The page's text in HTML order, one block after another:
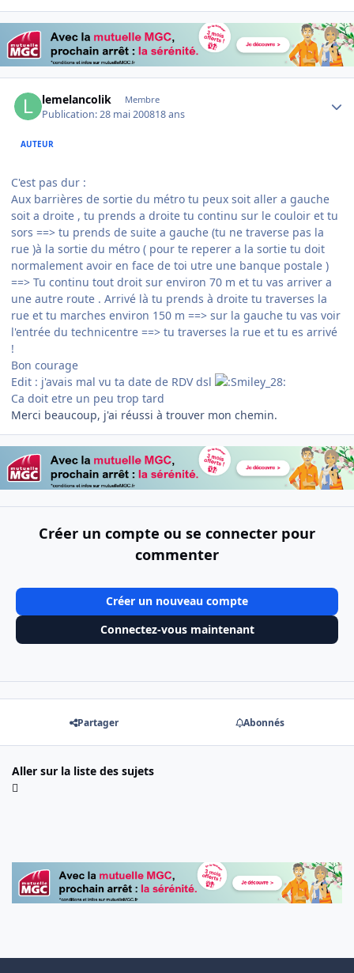
lemelancolik Membre
Publication:28 mai 200818 ans
AUTEUR
C'est pas dur :
Aux barrières de sortie du métro tu peux soit aller a gauche
soit a droite , tu prends a droite tu continu sur le couloir et tu
sors ==> tu prends de suite a gauche (tu ne traverse pas la
rue )à la sortie du métro ( pour te reperer a la sortie tu doit
normalement avoir en face de toi utre une banque postale )
==> Tu continu tout droit sur environ 70 m et tu vas arriver a
une autre route . Arrivé là tu prends à droite tu traverses la
rue et tu marches environ 150 m ==> sur la gauche tu vas voir
l'entrée du technicentre ==> tu traverses la rue et tu es arrivé
!
Bon courage
Edit : j'avais mal vu ta date de RDV dsl
Ca doit etre un peu trop tard
Merci beaucoup, j'ai réussi à trouver mon chemin.
Créer un compte ou se connecter pour
commenter
Créer un nouveau compte
Connectez-vous maintenant
Partager Abonnés
Aller sur la liste des sujets